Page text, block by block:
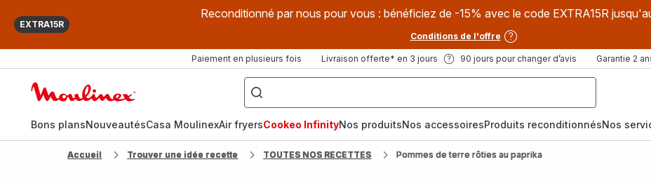
EXTRA15R
Reconditionné par nous pour vous : bénéficiez de -15% avec le code EXTRA15R
Conditions de l'offre
Paiement en plusieurs fois Livraison offerte* en 3 jours 90 jours pour changer d’avis Garantie 2
["Que
recherchez-
vous
?",
fryer",
"Companion"]
Bons plansNouveautésCasa MoulinexAir fryersCookeo InfinityNos produitsNos accessoiresProduits reconditionnésNos
Accueil Trouver une idée recette TOUTES NOS RECETTES Pommes de terre rôties au paprika